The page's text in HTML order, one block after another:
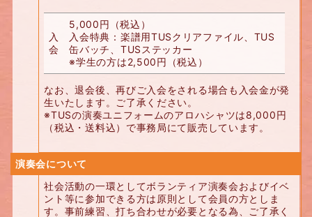
入
会
5,000円（税込）
入会特典：楽譜用TUSクリアファイル、TUS
缶バッチ、TUSステッカー
※学生の方は2,500円（税込）
なお、退会後、再びご入会をされる場合も入会金が発
生いたします。ご了承ください。
※TUSの演奏ユニフォームのアロハシャツは8,000円
（税込・送料込）で事務局にて販売しています。
演奏会について
社会活動の一環としてボランティア演奏会およびイベ
ント等に参加できる方は原則として会員の方としま
す。事前練習、打ち合わせが必要となる為、ご了承く